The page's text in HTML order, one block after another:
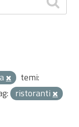
temi:
ristoranti